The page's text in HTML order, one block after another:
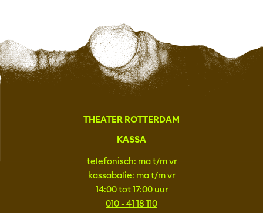
THEATER ROTTERDAM
KASSA
telefonisch: ma t/m vr
kassabalie: ma t/m vr
14:00 tot 17:00 uur
010 - 41 18 110